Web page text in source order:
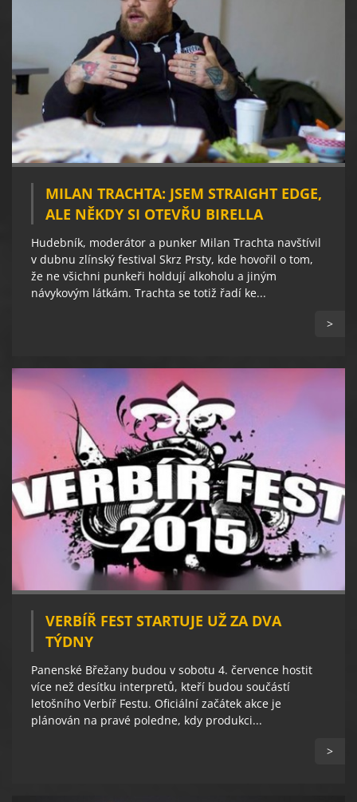
MILAN TRACHTA: JSEM STRAIGHT EDGE,
ALE NĚKDY SI OTEVŘU BIRELLA
Hudebník, moderátor a punker Milan Trachta navštívil
v dubnu zlínský festival Skrz Prsty, kde hovořil o tom,
že ne všichni punkeři holdují alkoholu a jiným
návykovým látkám. Trachta se totiž řadí ke...
>
VERBÍŘ FEST STARTUJE UŽ ZA DVA
TÝDNY
Panenské Břežany budou v sobotu 4. července hostit
více než desítku interpretů, kteří budou součástí
letošního Verbíř Festu. Oficiální začátek akce je
plánován na pravé poledne, kdy produkci...
>